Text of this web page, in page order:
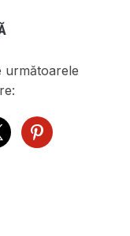
următoarele
pinterest